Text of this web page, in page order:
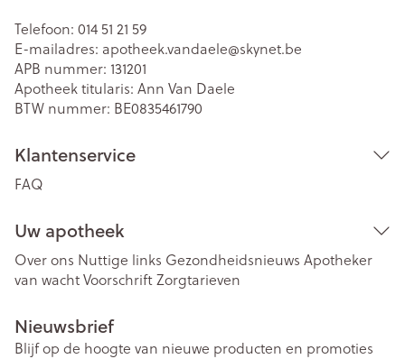
Telefoon: 014 51 21 59
E-mailadres: apotheek.vandaele@skynet.be
APB nummer: 131201
Apotheek titularis: Ann Van Daele
BTW nummer: BE0835461790
Klantenservice
FAQ
Uw apotheek
Over ons Nuttige links Gezondheidsnieuws Apotheker
van wachtVoorschriftZorgtarieven
Nieuwsbrief
Blijf op de hoogte van nieuwe producten en promoties